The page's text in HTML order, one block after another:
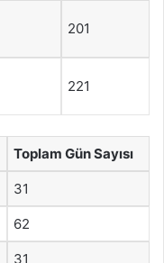
201
221
Toplam Gün Sayısı
31
62
31